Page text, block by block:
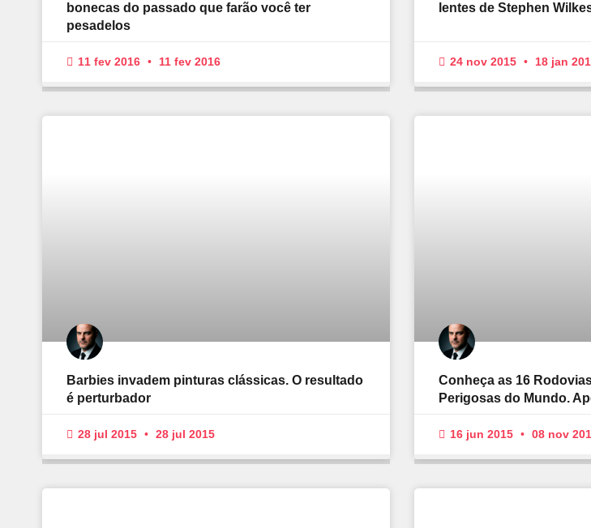
bonecas do passado que farão você ter
pesadelos
11 fev 2016 11 fev 2016
lentes de Stephen
24 nov 2015 18 jan
Barbies invadem pinturas clássicas. O resultado
é perturbador
28 jul 2015 28 jul 2015
Conheça as 16
Perigosas do Mundo.
16 jun 2015 08 nov